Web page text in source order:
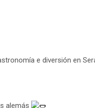
e diversión en
alemás